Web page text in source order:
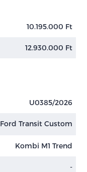
10.195.000 Ft
12.930.000 Ft
U0385/2026
Ford Transit Custom
Kombi M1 Trend
-